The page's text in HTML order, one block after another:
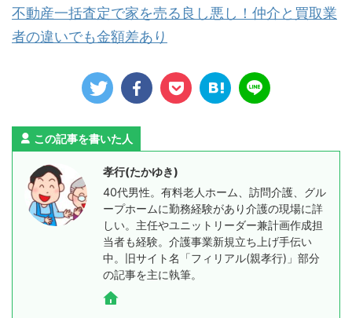
不動産一括査定で家を売る良し悪し！仲介と買取業
者の違いでも金額差あり
この記事を書いた人
孝行(たかゆき)
40代男性。有料老人ホーム、訪問介護、グル
ープホームに勤務経験があり介護の現場に詳
しい。主任やユニットリーダー兼計画作成担
当者も経験。介護事業新規立ち上げ手伝い
中。旧サイト名「フィリアル(親孝行)」部分
の記事を主に執筆。